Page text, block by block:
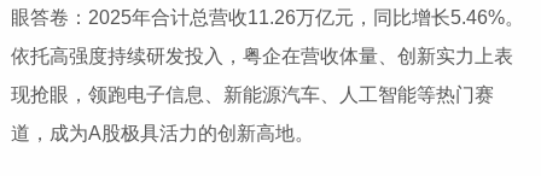
眼答卷：2025年合计总营收11.26万亿元，同比增长5.46%。
依托高强度持续研发投入，粤企在营收体量、创新实力上表
现抢眼，领跑电子信息、新能源汽车、人工智能等热门赛
道，成为A股极具活力的创新高地。